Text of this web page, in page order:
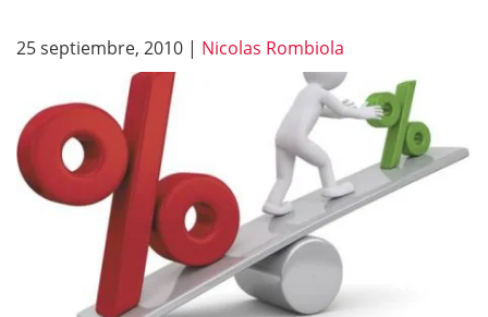
25 septiembre, 2010 | Nicolas Rombiola